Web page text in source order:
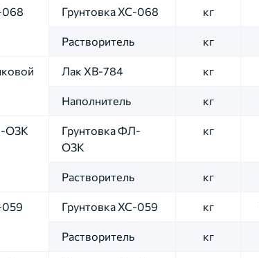
068 Грунтовка ХС-068 кг
Растворитель кг
Лак ХВ-784 кг
Наполнитель кг
ОЗК
Грунтовка ФЛ-
ОЗК
кг
Растворитель кг
059 Грунтовка ХС-059 кг
Растворитель кг